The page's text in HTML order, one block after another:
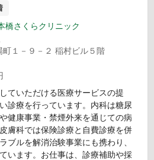
橋さくらクリニック
１－９－２ 稲村ビル５階
ていただける医療サービスの提
診療を行っています。内科は糖尿
健康事業・禁煙外来を通じての病
膚科では保険診療と自費診療を併
ブルを解消治験事業にも携わり、
います。お仕事は、診療補助や採